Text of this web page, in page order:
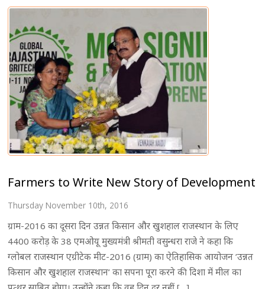
Farmers to Write New Story of Development
Thursday November 10th, 2016
ग्राम-2016 का दूसरा दिन उन्नत किसान और खुशहाल राजस्थान के लिए
4400 करोड़ के 38 एमओयू मुख्यमंत्री श्रीमती वसुन्धरा राजे ने कहा कि
ग्लोबल राजस्थान एग्रीटेक मीट-2016 (ग्राम) का ऐतिहासिक आयोजन ’उन्नत
किसान और खुशहाल राजस्थान’ का सपना पूरा करने की दिशा में मील का